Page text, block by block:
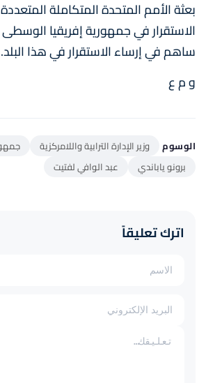
بعثة الأمم المتحدة المتكاملة
الاستقرار في جمهورية إفريقيا
ساهم في إرساء الاستقرار في هذا البلد.
و م ع
الوسوم وزير الإدارة الترابية واللامركزية
برونو ياباندي
عبد الوافي لفتيت
اترك تعليقاً